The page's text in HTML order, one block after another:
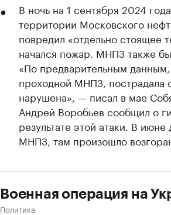
В ночь на 1 сентября 2024
территории Московского
повредил «отдельно стоящее
начался пожар. МНПЗ также
«По предварительным
проходной МНПЗ, пострадала
нарушена», — писал в мае
Андрей Воробьев сообщил о
результате этой атаки. В
МНПЗ, там произошло
Военная операция на
Политика